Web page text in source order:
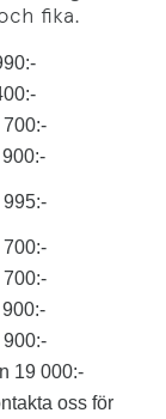
fika.
700:-
900:-
995:-
700:-
700:-
900:-
900:-
19 000:-
oss för